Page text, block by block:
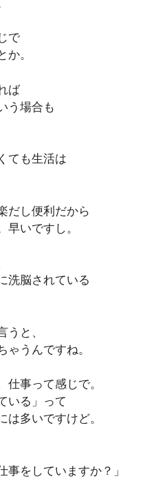
で
。
ば
う場合も
ても生活は
だし便利だから
早いですし。
洗脳されている
うと、
ゃうんですね。
仕事って感じで。
いる」って
多いですけど。
事をしていますか？」